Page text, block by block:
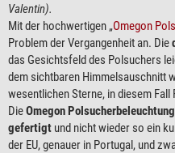
Valentin).
Mit der hochwertigen „Omegon
Problem der Vergangenheit an. Die
das Gesichtsfeld des Polsuchers
dem sichtbaren Himmelsauschnitt
wesentlichen Sterne, in diesem
DieOmegon Polsucherbeleuchtung
gefertigt und nicht wieder so ein
der EU, genauer in Portugal, und